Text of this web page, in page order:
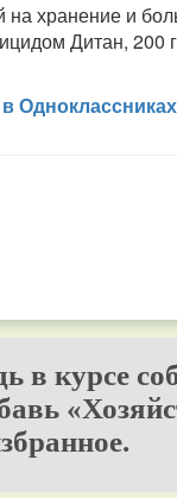
на хранение и
Дитан, 200
Одноклассниках
в курсе